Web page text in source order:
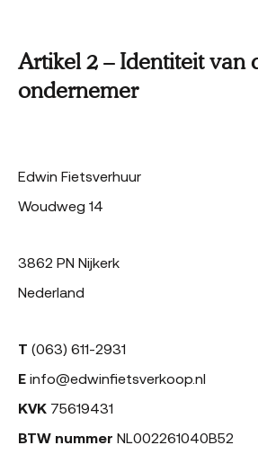
Artikel 2 – Identiteit van
ondernemer
Edwin Fietsverhuur
Woudweg 14
3862 PN Nijkerk
Nederland
T (063) 611-2931
E info@edwinfietsverkoop.nl
KVK 75619431
BTW nummer NL002261040B52